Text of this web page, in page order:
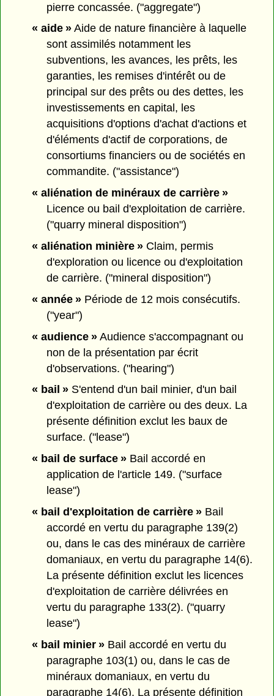
pierre concassée. ("aggregate")
« aide »Aide de nature financière à laquelle
sont assimilés notamment les
subventions, les avances, les prêts, les
garanties, les remises d'intérêt ou de
principal sur des prêts ou des dettes, les
investissements en capital, les
acquisitions d'options d'achat d'actions et
d'éléments d'actif de corporations, de
consortiums financiers ou de sociétés en
commandite. ("assistance")
« aliénation de minéraux de carrière »
Licence ou bail d'exploitation de carrière.
("quarry mineral disposition")
« aliénation minière »Claim, permis
d'exploration ou licence ou d'exploitation
de carrière. ("mineral disposition")
« année »Période de 12 mois consécutifs.
("year")
« audience »Audience s'accompagnant ou
non de la présentation par écrit
d'observations. ("hearing")
« bail »S'entend d'un bail minier, d'un bail
d'exploitation de carrière ou des deux. La
présente définition exclut les baux de
surface. ("lease")
« bail de surface »Bail accordé en
application de l'article 149. ("surface
lease")
« bail d'exploitation de carrière »Bail
accordé en vertu du paragraphe 139(2)
ou, dans le cas des minéraux de carrière
domaniaux, en vertu du paragraphe 14(6).
La présente définition exclut les licences
d'exploitation de carrière délivrées en
vertu du paragraphe 133(2). ("quarry
lease")
« bail minier »Bail accordé en vertu du
paragraphe 103(1) ou, dans le cas de
minéraux domaniaux, en vertu du
paragraphe 14(6). La présente définition